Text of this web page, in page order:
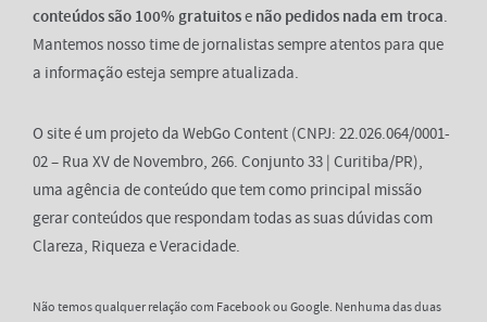
conteúdos são 100% gratuitose não pedidos nada em troca.
Mantemos nosso time de jornalistas sempre atentos para que
a informação esteja sempre atualizada.
O site é um projeto da WebGo Content (CNPJ: 22.026.064/0001-
02 – Rua XV de Novembro, 266. Conjunto 33 | Curitiba/PR),
uma agência de conteúdo que tem como principal missão
gerar conteúdos que respondam todas as suas dúvidas com
Clareza, Riqueza e Veracidade.
Não temos qualquer relação com Facebook ou Google. Nenhuma das duas